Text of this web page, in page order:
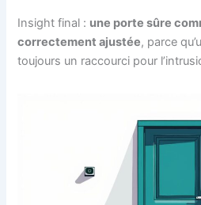
Insight final : une porte sûre
correctement ajustée, parce
toujours un raccourci pour